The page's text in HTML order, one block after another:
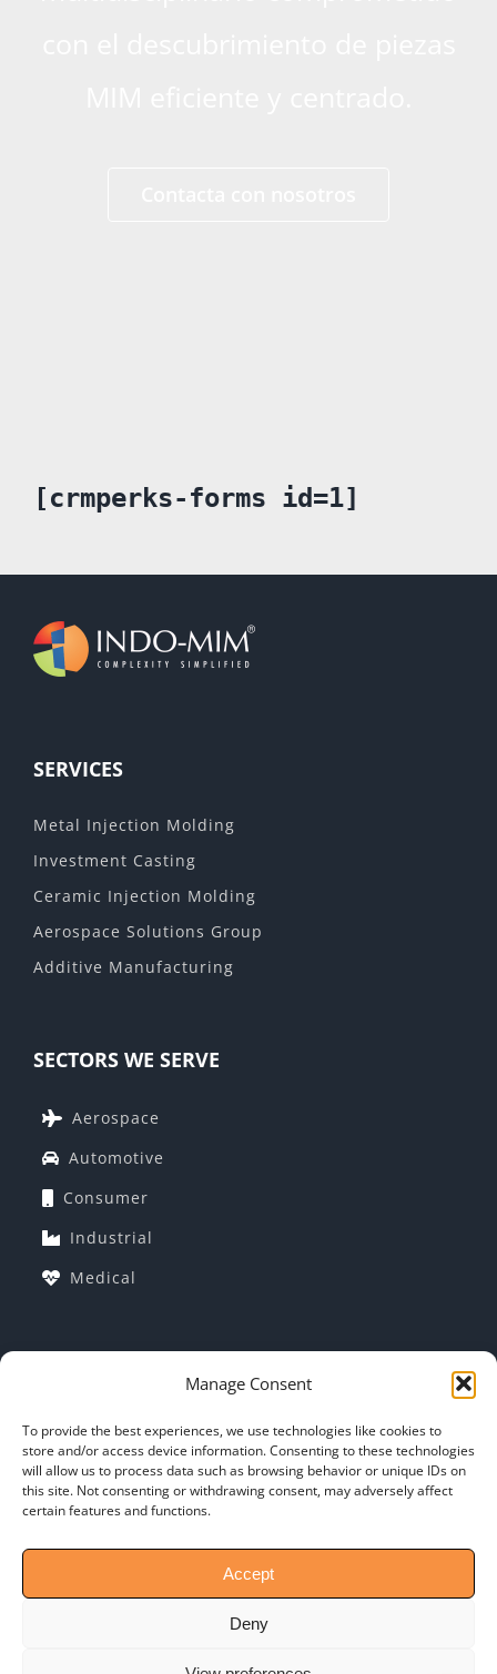
Manage Consent
To provide the best experiences, we use technologies like cookies to
store and/or access device information. Consenting to these technologies
will allow us to process data such as browsing behavior or unique IDs on
this site. Not consenting or withdrawing consent, may adversely affect
certain features and functions.
Accept
Deny
[crmperks-forms id=1]
SERVICES
Metal Injection Molding
Investment Casting
Ceramic Injection Molding
Aerospace Solutions Group
Additive Manufacturing
SECTORS WE SERVE
Aerospace
Automotive
Consumer
Industrial
Medical
COMPANY INFORMATION
Corporate Profile
Why Indo-MIM?
General T&C: of PO